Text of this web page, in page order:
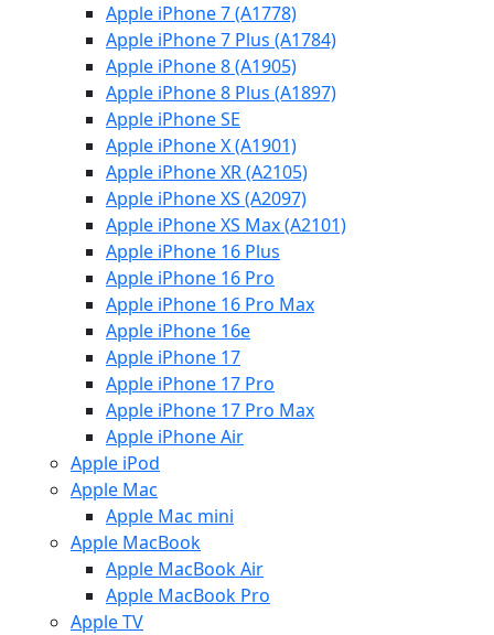
Apple iPhone 7 (A1778)
Apple iPhone 7 Plus (A1784)
Apple iPhone 8 (A1905)
Apple iPhone 8 Plus (A1897)
Apple iPhone SE
Apple iPhone X (A1901)
Apple iPhone XR (A2105)
Apple iPhone XS (A2097)
Apple iPhone XS Max (A2101)
Apple iPhone 16 Plus
Apple iPhone 16 Pro
Apple iPhone 16 Pro Max
Apple iPhone 16e
Apple iPhone 17
Apple iPhone 17 Pro
Apple iPhone 17 Pro Max
Apple iPhone Air
Apple iPod
Apple Mac
Apple Mac mini
Apple MacBook
Apple MacBook Air
Apple MacBook Pro
Apple TV